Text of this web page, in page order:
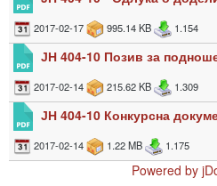
2017-02-17 995.14 KB 1.154
ЈН 404-10 Позив за
2017-02-14 215.62 KB 1.309
ЈН 404-10 Конкурсна
2017-02-14 1.22 MB 1.175
Powered by